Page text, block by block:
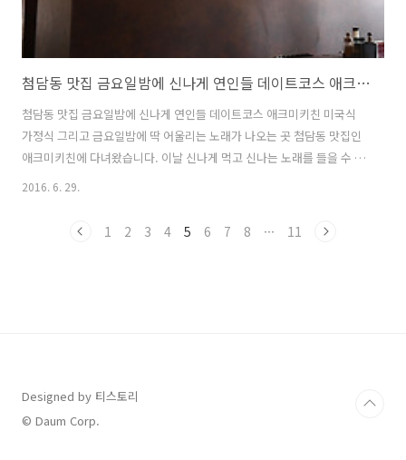
첨담동 맛집 금요일밤에 신나게 연인들 데이트코스 애크미키친
첨담동 맛집 금요일밤에 신나게 연인들 데이트코스 애크미키친 미국식
가정식 그리고 금요일밤에 딱 어울리는 노래가 나오는 곳 첨담동 맛집인
애크미키친에 다녀왔습니다. 이날 신나게 먹고 신나는 노래를 들을 수 있
었습니다. 애크미키친은 첨담동에 있는 분위기 좋은 레스토랑 중에 한곳
게 최신 인테리어와 스타일을 느낄 수 있으니깐요. 애크미키친 역시 미국
2016. 6. 29.
1 2 3 4 5 6 7 8 ··· 11
Designed by 티스토리
© Daum Corp.